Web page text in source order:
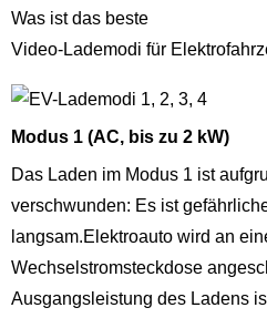
Was ist das beste
Video-Lademodi für
Modus 1 (AC, bis zu 2 kW)
Das Laden im Modus 1 ist
verschwunden: Es ist
langsam.Elektroauto wird an
Wechselstromsteckdose
Ausgangsleistung des Ladens